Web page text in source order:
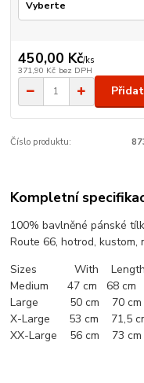
450,00 Kč/ks
371,90 Kč bez DPH
Číslo produktu:
Kompletní
100% bavlněné pánské
Route 66, hotrod, kustom,
Sizes With Length
Medium 47 cm 68 cm
Large 50 cm 70 cm
X-Large 53 cm 71,5
XX-Large 56 cm 73 cm